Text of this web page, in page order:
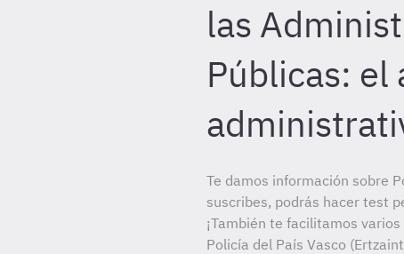
las
Públicas: el
Te damos información sobre
suscribes, podrás hacer test
¡También te facilitamos
Policía del País Vasco